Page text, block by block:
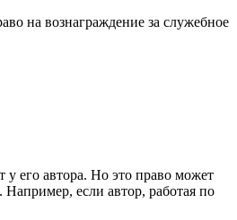
на вознаграждение за служебное
у его автора. Но это право может
если автор, работая по